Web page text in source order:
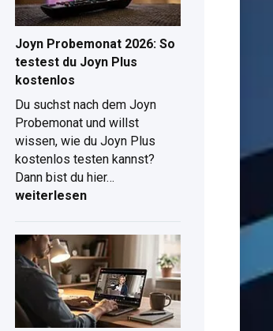
TV-
Angebot
mit
Joyn Probemonat 2026: So
testest du Joyn Plus
kostenlos
Du suchst nach dem Joyn
Probemonat und willst
wissen, wie du Joyn Plus
kostenlos testen kannst?
Dann bist du hier…
So
du
Joyn
Plus
kostenlos
weiterlesen